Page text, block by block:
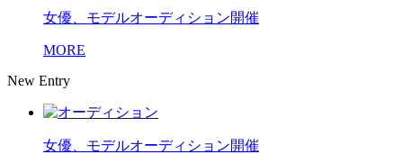
女優、モデルオーディション開催
MORE
New Entry
女優、モデルオーディション開催